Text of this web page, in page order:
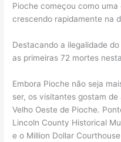
Pioche começou como
crescendo rapidamente na
Destacando a ilegalidade
as primeiras 72 mortes
Embora Pioche não seja
ser, os visitantes gostam
Velho Oeste de Pioche.
Lincoln County Historical
e o Million Dollar